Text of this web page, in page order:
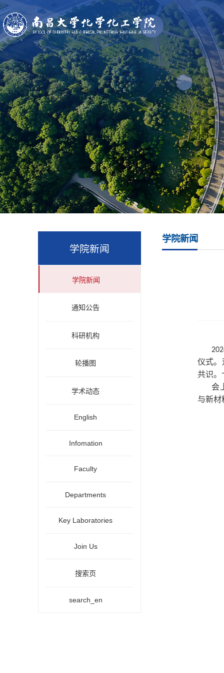
学院新闻
学院新闻
通知公告
科研机构
轮播图
学术动态
English
Infomation
Faculty
Departments
Key Laboratories
Join Us
搜索页
search_en
学院新闻
仪式。
共识。
会
与新材